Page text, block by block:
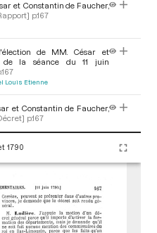
et Constantin de Faucher,
p.167
de MM. César et
de la séance du 11 juin
Louis Etienne
et Constantin de Faucher,
p.167
1790